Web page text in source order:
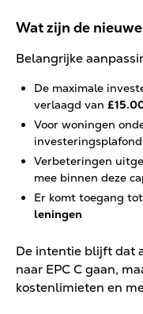
Wat zijn de
Belangrijke
De maximale
verlaagd van
Voor woningen
investeringsplafond
Verbeteringen
mee binnen deze
Er komt toegang
leningen
De intentie blijft dat
naar EPC C gaan,
kostenlimieten en